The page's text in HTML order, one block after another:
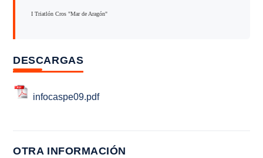
I Triatlón Cros "Mar de Aragón"
DESCARGAS
infocaspe09.pdf
OTRA INFORMACIÓN